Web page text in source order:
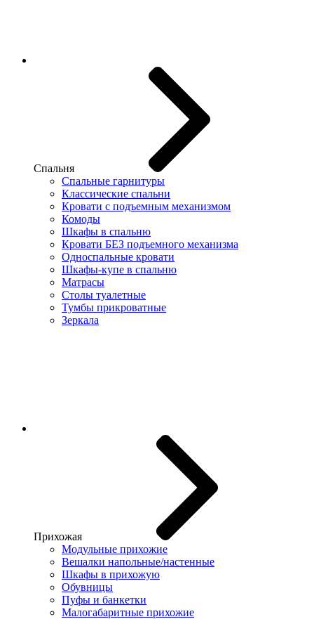
Спальня
Спальные гарнитуры
Классические спальни
Кровати с подъемным механизмом
Комоды
Шкафы в спальню
Кровати БЕЗ подъемного механизма
Односпальные кровати
Шкафы-купе в спальню
Матрасы
Столы туалетные
Тумбы прикроватные
Зеркала
Прихожая
Модульные прихожие
Вешалки напольные/настенные
Шкафы в прихожую
Обувницы
Пуфы и банкетки
Малогабаритные прихожие